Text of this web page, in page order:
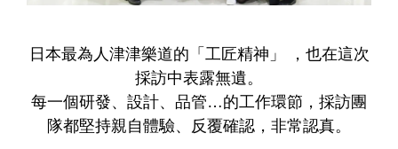
日本最為人津津樂道的「工匠精神」 ，也在這次
採訪中表露無遺。
每一個研發、設計、品管…的工作環節，採訪團
隊都堅持親自體驗、反覆確認，非常認真。